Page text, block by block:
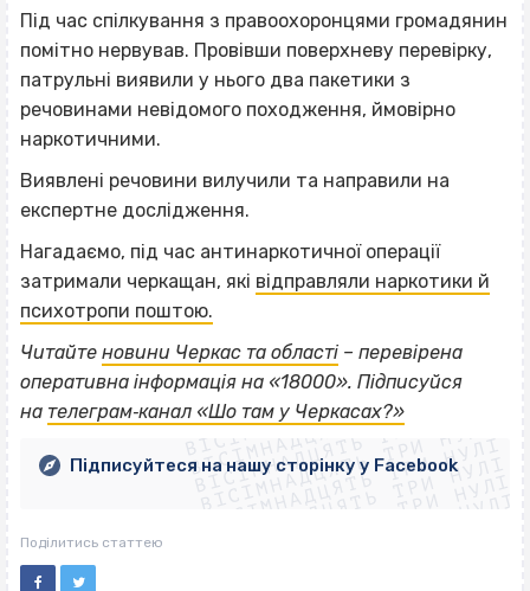
Під час спілкування з правоохоронцями громадянин
помітно нервував. Провівши поверхневу перевірку,
патрульні виявили у нього два пакетики з
речовинами невідомого походження, ймовірно
наркотичними.
Виявлені речовини вилучили та направили на
експертне дослідження.
Нагадаємо, під час антинаркотичної операції
затримали черкащан, які відправляли наркотики й
психотропи поштою.
Читайте новини Черкас та області – перевірена
оперативна інформація на «18000». Підписуйся
на телеграм‐канал «Шо там у Черкасах?»
ВІСІМНАДЦЯТЬ ТРИ НУЛІ
ВІСІМНАДЦЯТЬ ТРИ НУЛІ
ВІСІМНАДЦЯТЬ ТРИ НУЛІ
ВІСІМНАДЦЯТЬ ТРИ НУЛІ
ВІСІМНАДЦЯТЬ ТРИ НУЛІ
ВІСІМНАДЦЯТЬ ТРИ НУЛІ
ВІСІМНАДЦЯТЬ ТРИ НУЛІ
ВІСІМНАДЦЯТЬ ТРИ НУЛІ
Підписуйтеся на нашу сторінку у Facebook
Поділитись статтею